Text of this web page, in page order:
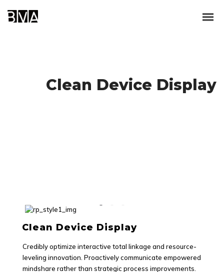
Clean Device Display
Clean Device Display
Credibly optimize interactive total linkage and resource-
leveling innovation. Proactively communicate empowered
mindshare rather than strategic process improvements.